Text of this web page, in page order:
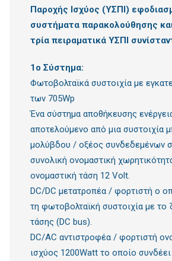
Παροχής Ισχύος (ΥΣΠΙ)
συστήματα παρακολούθησης
τρία πειραματικά ΥΣΠΙ
1ο Σύστημα:
Φωτοβολταϊκά συστοιχία με
των 705Wp
Ένα σύστημα αποθήκευσης
αποτελούμενο από μια συστοιχία
μολύβδου / οξέος συνδεδεμένων
συνολική ονομαστική
ονομαστική τάση 12 Volt.
DC/DC μετατροπέα / φορτιστή ο
τη φωτοβολταϊκή συστοιχία με το
τάσης (DC bus).
DC/AC αντιστροφέα / φορτιστή
ισχύος 1200Watt το οποίο